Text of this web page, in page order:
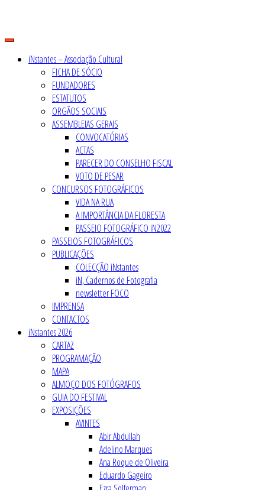
content
iNstantes – Associação Cultural
FICHA DE SÓCIO
FUNDADORES
ESTATUTOS
ORGÃOS SOCIAIS
ASSEMBLEIAS GERAIS
CONVOCATÓRIAS
ACTAS
PARECER DO CONSELHO FISCAL
VOTO DE PESAR
CONCURSOS FOTOGRÁFICOS
VIDA NA RUA
A IMPORTÂNCIA DA FLORESTA
PASSEIO FOTOGRÁFICO iN2022
PASSEIOS FOTOGRÁFICOS
PUBLICAÇÕES
COLECÇÃO iNstantes
iN, Cadernos de Fotografia
newsletter FOCO
IMPRENSA
CONTACTOS
iNstantes 2026
CARTAZ
PROGRAMAÇÃO
MAPA
ALMOÇO DOS FOTÓGRAFOS
GUIA DO FESTIVAL
EXPOSIÇÕES
AVINTES
Abir Abdullah
Adelino Marques
Ana Roque de Oliveira
Eduardo Gageiro